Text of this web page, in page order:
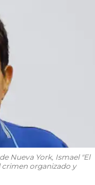
Nueva York, Ismael "El
crimen organizado y